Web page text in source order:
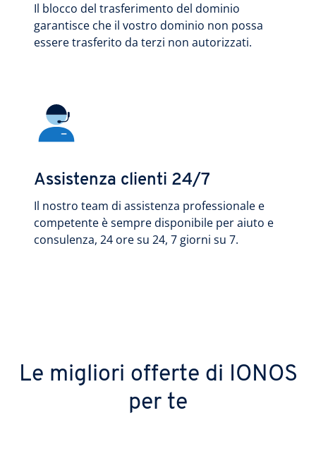
Il blocco del trasferimento del dominio
garantisce che il vostro dominio non possa
essere trasferito da terzi non autorizzati.
Assistenza clienti 24/7
Il nostro team di assistenza professionale e
competente è sempre disponibile per aiuto e
consulenza, 24 ore su 24, 7 giorni su 7.
Le migliori offerte di IONOS
per te